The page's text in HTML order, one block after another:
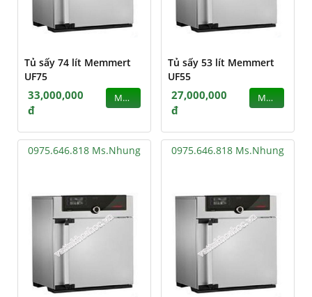
Tủ sấy 74 lít Memmert
UF75
33,000,000
đ
MUA
Tủ sấy 53 lít Memmert
UF55
27,000,000
đ
MUA
0975.646.818 Ms.Nhung 0975.646.818 Ms.Nhung